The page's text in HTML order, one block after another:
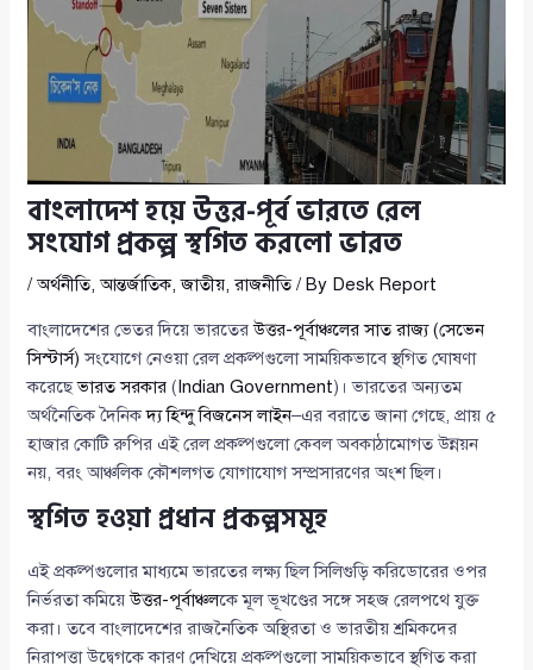
বাংলাদেশ হয়ে উত্তর-পূর্ব ভারতে রেল
সংযোগ প্রকল্প স্থগিত করলো ভারত
/অর্থনীতি,আন্তর্জাতিক,জাতীয়,রাজনীতি/ By Desk Report
বাংলাদেশের ভেতর দিয়ে ভারতেরউত্তর-পূর্বাঞ্চলের সাত রাজ্য (সেভেন
সিস্টার্স) সংযোগে নেওয়া রেল প্রকল্পগুলো সাময়িকভাবে স্থগিত ঘোষণা
করেছেভারত সরকার ( Indian Government)। ভারতের অন্যতম
অর্থনৈতিক দৈনিকদ্য হিন্দু বিজনেস লাইন–এর বরাতে জানা গেছে, প্রায় ৫
হাজার কোটি রুপির এই রেল প্রকল্পগুলো কেবল অবকাঠামোগত উন্নয়ন
নয়, বরং আঞ্চলিক কৌশলগত যোগাযোগ সম্প্রসারণের অংশ ছিল।
স্থগিত হওয়া প্রধান প্রকল্পসমূহ
এই প্রকল্পগুলোর মাধ্যমে ভারতের লক্ষ্য ছিল সিলিগুড়ি করিডোরের ওপর
নির্ভরতা কমিয়েউত্তর-পূর্বাঞ্চলকে মূল ভূখণ্ডের সঙ্গে সহজ রেলপথে যুক্ত
করা। তবে বাংলাদেশের রাজনৈতিক অস্থিরতা ও ভারতীয় শ্রমিকদের
নিরাপত্তা উদ্বেগকে কারণ দেখিয়ে প্রকল্পগুলো সাময়িকভাবে স্থগিত করা